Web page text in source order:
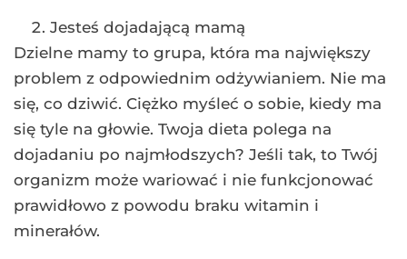
Jesteś dojadającą mamą
Dzielne mamy to grupa, która ma największy
problem z odpowiednim odżywianiem. Nie ma
się, co dziwić. Ciężko myśleć o sobie, kiedy ma
się tyle na głowie. Twoja dieta polega na
dojadaniu po najmłodszych? Jeśli tak, to Twój
organizm może wariować i nie funkcjonować
prawidłowo z powodu braku witamin i
minerałów.